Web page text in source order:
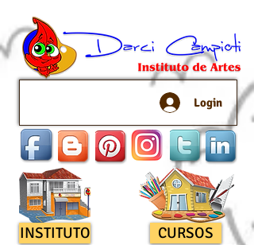
Login
INSTITUTO CURSOS